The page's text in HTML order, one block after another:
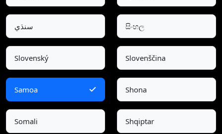
سنڌي සිංහල
Slovenský Slovenščina
Samoa Shona
Somali Shqiptar